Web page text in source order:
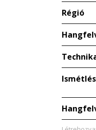
Régió